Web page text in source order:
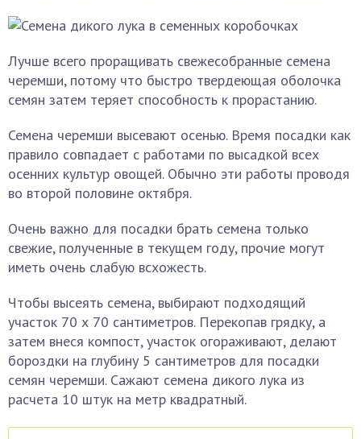
Лучше всего проращивать свежесобранные семена
черемши, потому что быстро твердеющая оболочка
семян затем теряет способность к прорастанию.
Семена черемши высевают осенью. Время посадки как
правило совпадает с работами по высадкой всех
осенних культур овощей. Обычно эти работы проводя
во второй половине октября.
Очень важно для посадки брать семена только
свежие, полученные в текущем году, прочие могут
иметь очень слабую всхожесть.
Чтобы высеять семена, выбирают подходящий
участок 70 х 70 сантиметров. Перекопав грядку, а
затем внеся компост, участок огораживают, делают
бороздки на глубину 5 сантиметров для посадки
семян черемши. Сажают семена дикого лука из
расчета 10 штук на метр квадратный.